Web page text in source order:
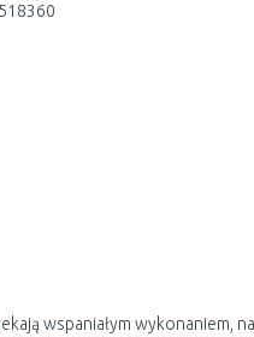
wspaniałym wykonaniem,